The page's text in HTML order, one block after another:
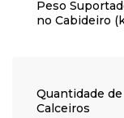
Peso
no Cabideiro
Quantidade de
Calceiros